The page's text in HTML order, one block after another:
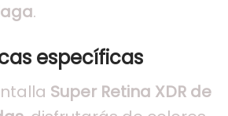
.
específicas
Super Retina XDR de